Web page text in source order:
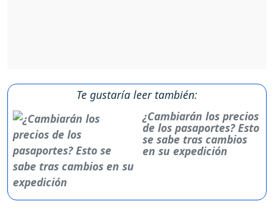
Te gustaría leer también:
¿Cambiarán los precios
de los pasaportes? Esto
se sabe tras cambios
en su expedición